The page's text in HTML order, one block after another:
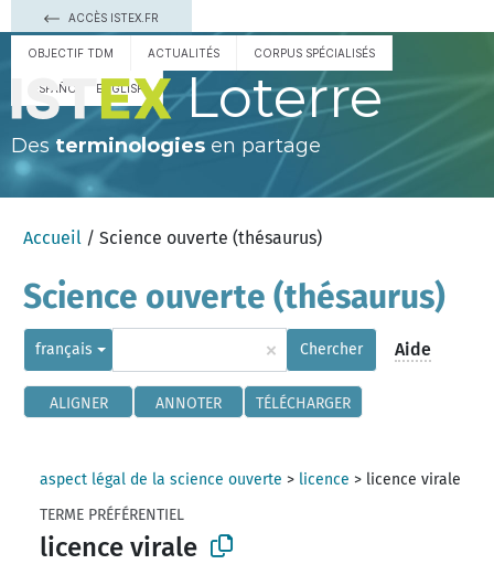
ACCÈS ISTEX.FR
OBJECTIF TDM ACTUALITÉS CORPUS SPÉCIALISÉS
ESPAÑOL ENGLISH Loterre
Des terminologies en partage
Accueil / Science ouverte (thésaurus)
Science ouverte (thésaurus)
français × Chercher Aide
ALIGNER ANNOTER TÉLÉCHARGER
aspect légal de la science ouverte > licence > licence virale
TERME PRÉFÉRENTIEL
licence virale